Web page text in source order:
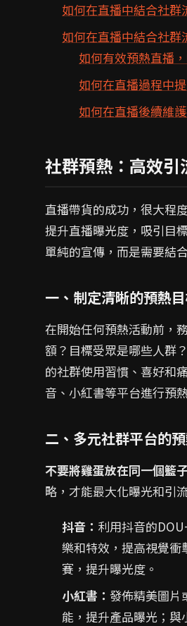
如何在直播中結合社
如何在直播中結合社群
如何有效預熱直播
如何在直播過程中
如何在直播後續維
社群預熱：高效引
直播帶貨的成功，很大程
提升直播曝光度，吸引目
單純的宣傳，而是需要結
一、制定清晰的預熱
在開始任何預熱活動前，
額？目標受眾是哪些人群
的社群使用習慣、喜好和
音、小紅書等平台進行預
二、多元社群平台的
不要將雞蛋放在同一個籃
略，才能最大化曝光和引
抖音： 利用抖音的
樂和特效，提高視覺
賽，提升曝光度。
小紅書： 發佈精美圖片
能，提升產品曝光；